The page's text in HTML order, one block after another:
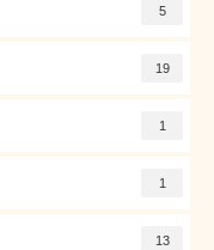
5
19
1
1
13